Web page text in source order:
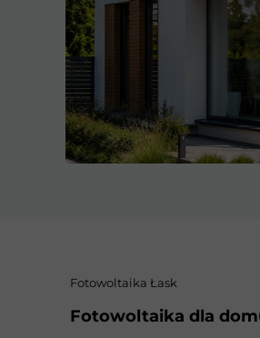
Fotowoltaika dla
Fotowoltaika Łask